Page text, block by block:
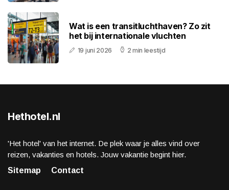
Wat is een transitluchthaven? Zo zit
het bij internationale vluchten
19 juni 2026 2 min leestijd
Hethotel.nl
'Het hotel' van het internet. De plek waar je alles vind over
reizen, vakanties en hotels. Jouw vakantie begint hier.
Sitemap
Contact